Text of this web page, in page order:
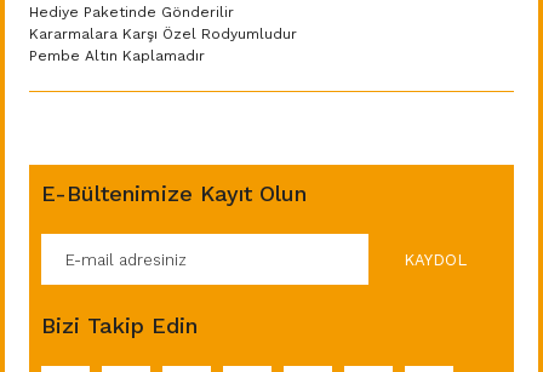
Hediye Paketinde Gönderilir
Kararmalara Karşı Özel Rodyumludur
Pembe Altın Kaplamadır
E-Bültenimize Kayıt Olun
KAYDOL
Bizi Takip Edin